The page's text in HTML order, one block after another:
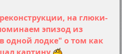
на глюки-
эпизод из
одной лодке" о том как